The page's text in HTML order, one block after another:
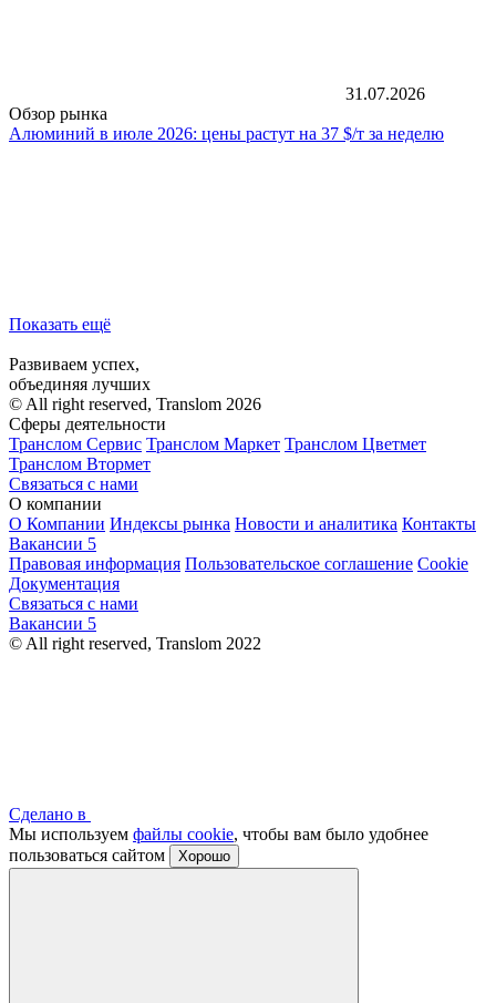
31.07.2026
Обзор рынка
Алюминий в июле 2026: цены растут на 37 $/т за неделю
Показать ещё
Развиваем успех,
объединяя лучших
© All right reserved, Translom 2026
Сферы деятельности
Транслом Сервис Транслом Маркет Транслом Цветмет
Транслом Втормет
Связаться с нами
О компании
О Компании Индексы рынка Новости и аналитика Контакты
Вакансии 5
Правовая информация Пользовательское соглашение Cookie
Документация
Связаться с нами
Вакансии 5
© All right reserved, Translom 2022
Сделано в
Мы используем файлы cookie, чтобы вам было удобнее
пользоваться сайтом
Хорошо